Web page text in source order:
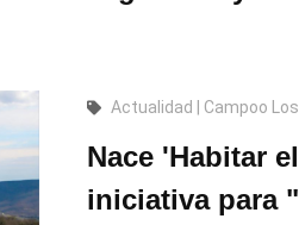
Actualidad | Campoo
Nace 'Habitar
iniciativa para